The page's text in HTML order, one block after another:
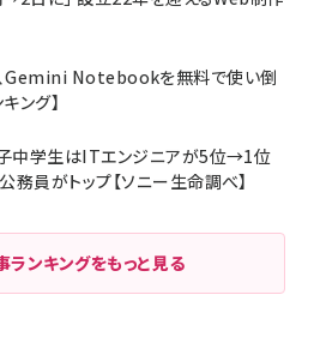
Gemini Notebookを無料で使い倒
ング】
中学生はITエンジニアが5位→1位
務員がトップ【ソニー生命調べ】
ランキングをもっと見る